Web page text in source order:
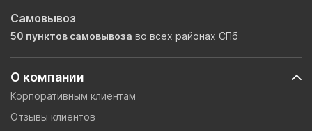
О компании
Корпоративным клиентам
Отзывы клиентов
Самовывоз
50 пунктов самовывоза во всех районах СПб